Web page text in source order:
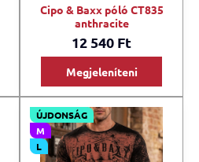
Cipo & Baxx póló CT835
anthracite
12 540 Ft
Megjeleníteni
ÚJDONSÁG
M
L